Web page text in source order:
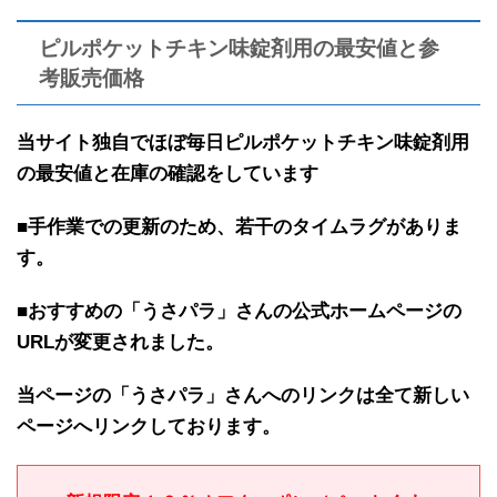
ピルポケットチキン味錠剤用の最安値と参
考販売価格
当サイト独自でほぼ毎日ピルポケットチキン味錠剤用
の最安値と在庫の確認を しています
■手作業での更新のため、若干のタイムラグがありま
す。
■おすすめの「うさパラ」さんの公式ホームページの
URLが変更されました。
当ページの「うさパラ」さんへのリンクは全て新しい
ページへリンクしております。